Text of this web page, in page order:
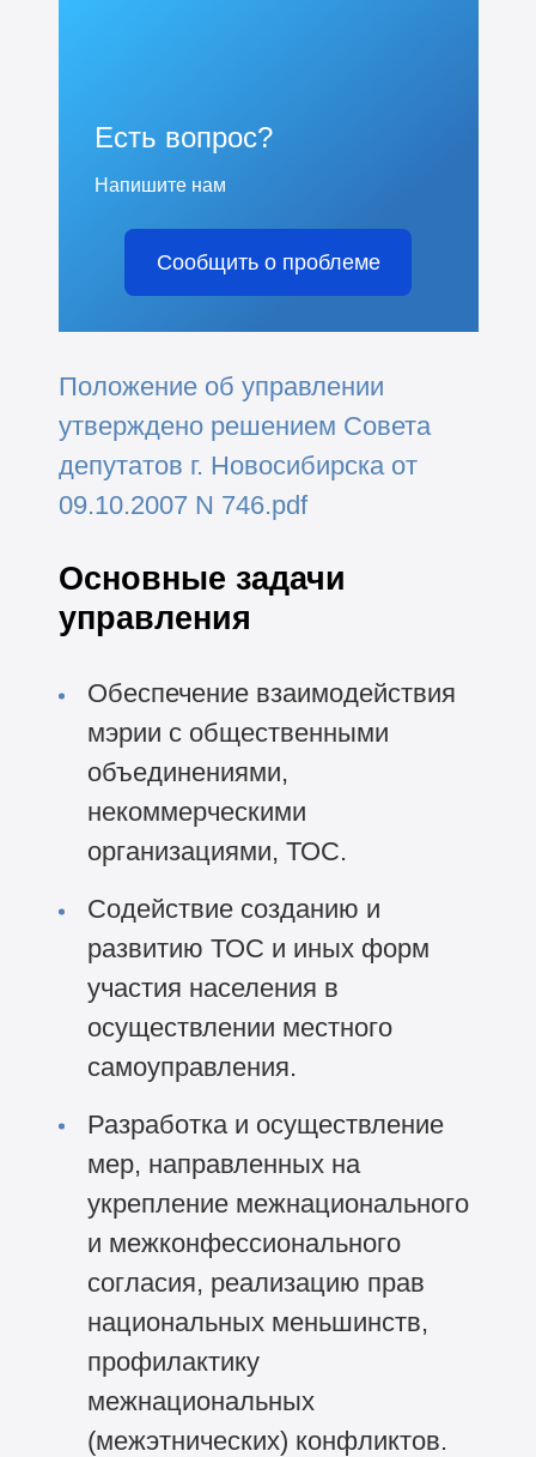
Есть вопрос?
Напишите нам
Сообщить о проблеме
Положение об управлении
утверждено решением Совета
депутатов г. Новосибирска от
09.10.2007 N 746.pdf
Основные задачи
управления
Обеспечение взаимодействия
мэрии с общественными
объединениями,
некоммерческими
организациями, ТОС.
Содействие созданию и
развитию ТОС и иных форм
участия населения в
осуществлении местного
самоуправления.
Разработка и осуществление
мер, направленных на
укрепление межнационального
и межконфессионального
согласия, реализацию прав
национальных меньшинств,
профилактику
межнациональных
(межэтнических) конфликтов.